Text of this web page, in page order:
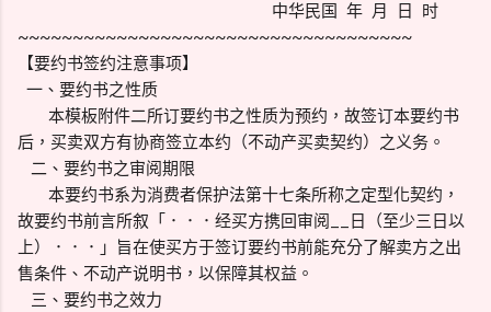
中华民国 年 月 日 时
~~~~~~~~~~~~~~~~~~~~~~~~~~~~~~~~~~~~
【要约书签约注意事项】
一、要约书之性质
本模板附件二所订要约书之性质为预约，故签订本要约书
后，买卖双方有协商签立本约（不动产买卖契约）之义务。
二、要约书之审阅期限
本要约书系为消费者保护法第十七条所称之定型化契约，
故要约书前言所叙「．．．经买方携回审阅__日（至少三日以
上）．．．」旨在使买方于签订要约书前能充分了解卖方之出
售条件、不动产说明书，以保障其权益。
三、要约书之效力